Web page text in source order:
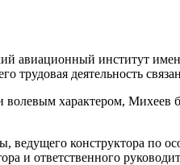
авиационный институт
трудовая деятельность
характером, Михеев
ведущего конструктора по
и ответственного